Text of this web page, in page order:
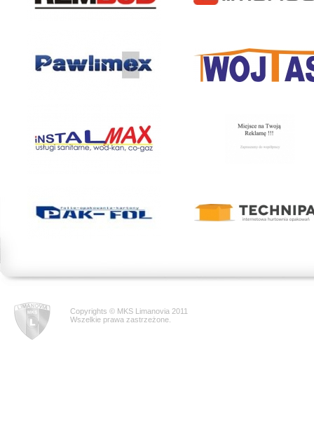
Copyrights © MKS Limanovia 2011
Wszelkie prawa zastrzeżone.